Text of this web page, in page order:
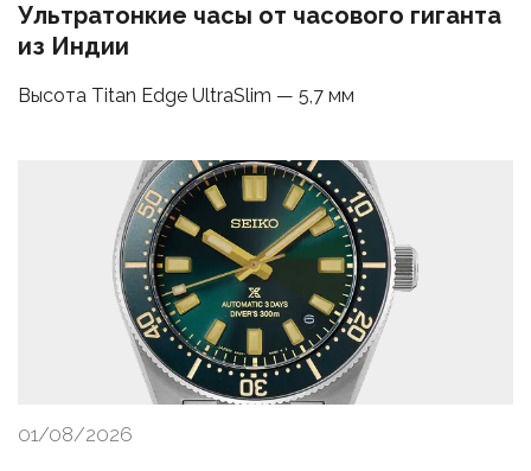
Ультратонкие часы от часового гиганта
из Индии
Высота Titan Edge UltraSlim — 5,7 мм
01/08/2026